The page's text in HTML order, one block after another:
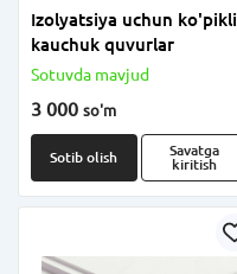
Izolyatsiya uchun ko'pikli
kauchuk quvurlar
Sotuvda mavjud
3 000 so'm
Sotib olish
Savatga
kiritish